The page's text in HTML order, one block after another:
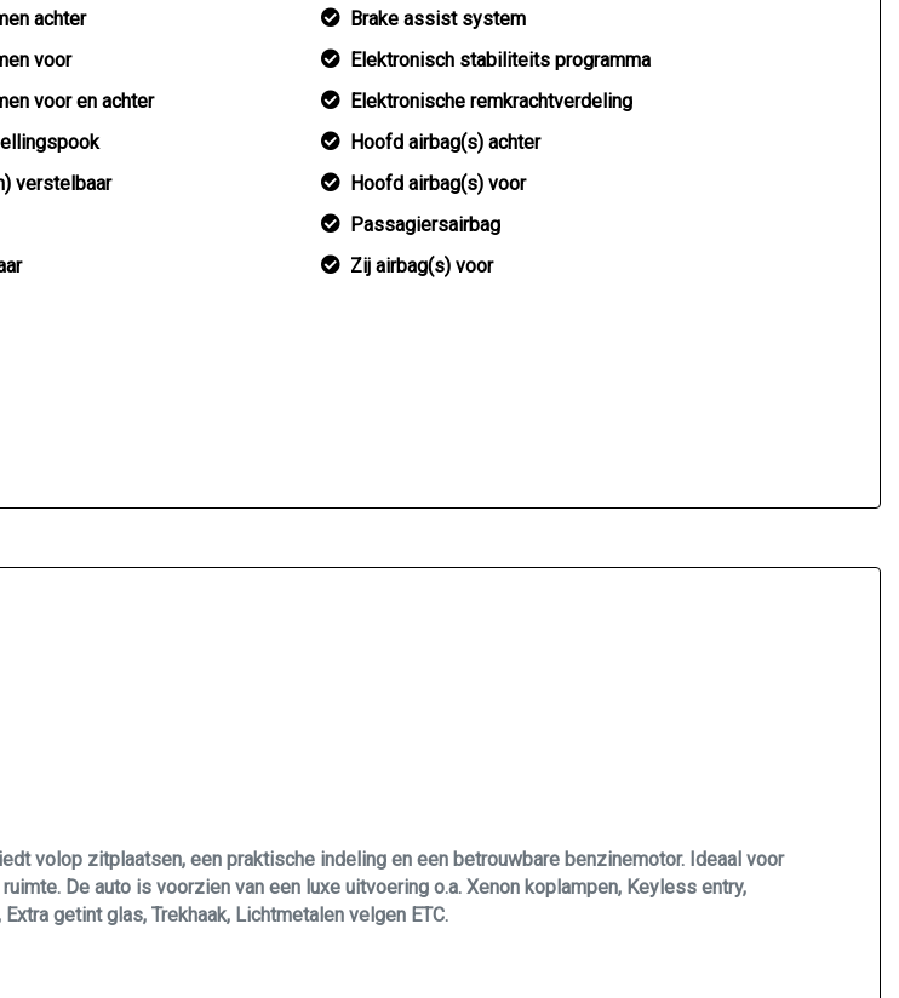
achter
voor
voor en achter
verstelbaar
Brake assist system
Elektronisch stabiliteits programma
Elektronische remkrachtverdeling
Hoofd airbag(s) achter
Hoofd airbag(s) voor
Passagiersairbag
Zij airbag(s) voor
volop zitplaatsen, een praktische indeling en een betrouwbare benzinemotor. Ideaal voor
De auto is voorzien van een luxe uitvoering o.a. Xenon koplampen, Keyless entry,
getint glas, Trekhaak, Lichtmetalen velgen ETC.